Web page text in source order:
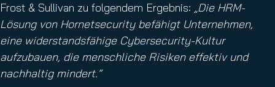
Frost & Sullivan zu folgendem Ergebnis: „Die HRM-
Lösung von Hornetsecurity befähigt Unternehmen,
eine widerstandsfähige Cybersecurity-Kultur
aufzubauen, die menschliche Risiken effektiv und
nachhaltig mindert.“